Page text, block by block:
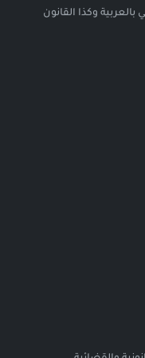
بالعربية وكذا القانون